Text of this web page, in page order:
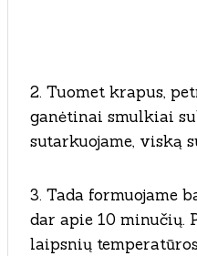
2. Tuomet krapus,
ganėtinai smulkiai
sutarkuojame, viską
3. Tada formuojame
dar apie 10 minučių.
laipsnių